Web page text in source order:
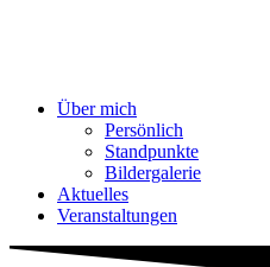
Über mich
Persönlich
Standpunkte
Bildergalerie
Aktuelles
Veranstaltungen